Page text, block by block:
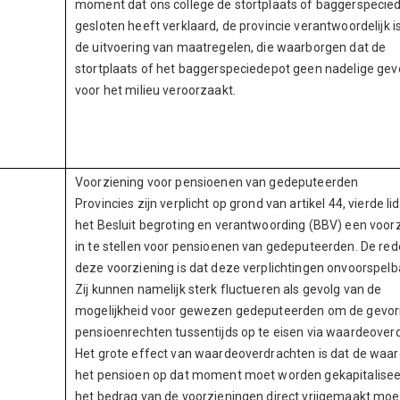
moment dat ons college de stortplaats of
gesloten heeft verklaard, de provincie verantwoordelijk
de uitvoering van maatregelen, die waarborgen dat de
stortplaats of het baggerspeciedepot geen nadelige
voor het milieu veroorzaakt.
Voorziening voor pensioenen van gedeputeerden
Provincies zijn verplicht op grond van artikel 44, vierde
het Besluit begroting en verantwoording (BBV) een
in te stellen voor pensioenen van gedeputeerden. De
deze voorziening is dat deze verplichtingen
Zij kunnen namelijk sterk fluctueren als gevolg van de
mogelijkheid voor gewezen gedeputeerden om de
pensioenrechten tussentijds op te eisen via
Het grote effect van waardeoverdrachten is dat de
het pensioen op dat moment moet worden
het bedrag van de voorzieningen direct vrijgemaakt